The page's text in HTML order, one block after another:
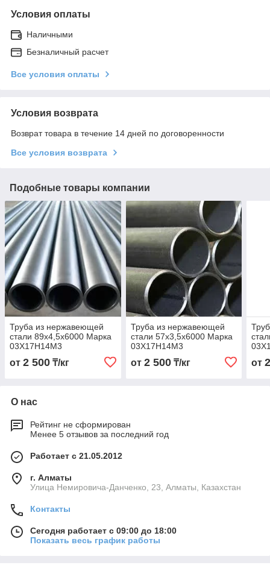
Условия оплаты
Наличными
Безналичный расчет
Все условия оплаты
Условия возврата
Возврат товара в течение 14 дней по договоренности
Все условия возврата
Подобные товары компании
Труба из нержавеющей
стали 89х4,5х6000 Марка
03Х17Н14М3
от 2 500 ₸/кг
Труба из нержавеющей
стали 57х3,5х6000 Марка
03Х17Н14М3
от 2 500₸/кг от
О нас
Рейтинг не сформирован
Менее 5 отзывов за последний год
Работает с 21.05.2012
г. Алматы
Улица Немировича-Данченко, 23, Алматы, Казахстан
Контакты
Сегодня работает с 09:00 до 18:00
Показать весь график работы